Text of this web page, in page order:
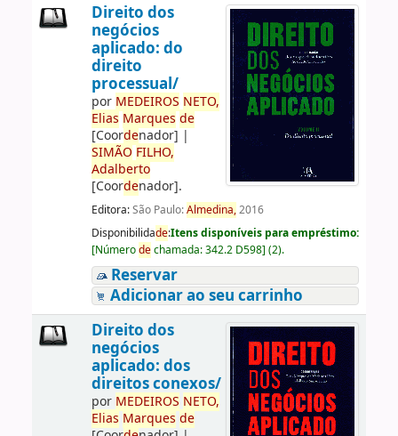
Direito dos
negócios
aplicado: do
direito
processual/
por MEDEIROS NETO,
Elias Marques de
[Coordenador] |
SIMÃO FILHO,
Adalberto
[Coordenador].
Editora:São Paulo:Almedina,2016
Disponibilidade:Itens disponíveis para empréstimo:
[Númerodechamada:342.2 D598] (2).
Reservar
Adicionar ao seu carrinho
Direito dos
negócios
aplicado: dos
direitos conexos/
por MEDEIROS NETO,
Elias Marques de